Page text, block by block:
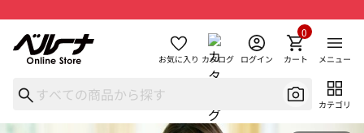
お気に入り カタログ ログイン カート
0
メニュー
カテゴリ